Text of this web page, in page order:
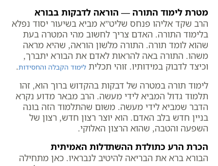
מטרת לימוד התורה — הוראה לדבקות בבורא
הרב שקד אליהו פנחס שליט”א מביא בשיעור יסוד נפלא
בלימוד התורה. האדם צריך לחשוב מהי המטרה בעת
שהוא לומד תורה. התורה מלשון הוראה, שהיא מראה
משהו. התורה באה להראות לאדם את הבורא יתברך,
וכיצד לדבוק במידותיו. זוהי תכלית לימוד הקבלה והחסידות.
לימוד תורה במטרה של דבקות בהקדוש ברוך הוא, זהו
תלמוד גדול המביא לידי מעשה. הרב מבאר מדוע נקרא
הדבר שמביא לידי מעשה. משום שהתלמוד הזה בונה
בניין חדש בלב האדם. הוא יוצר רצון חדש, רצון של
השפעה והטבה, שהוא הרצון האלוקי.
הכרת הרע כתולדת ההשתדלות האמיתית
הבורא ברא את הבריאה להיטיב לנבראיו. כאן מתחילה